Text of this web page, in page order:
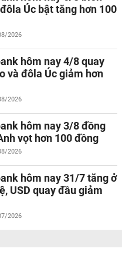
Úc bật tăng hơn 100
2026
hôm nay 4/8 quay
và đôla Úc giảm hơn
2026
hôm nay 3/8 đồng
vọt hơn 100 đồng
2026
hôm nay 31/7 tăng ở
USD quay đầu giảm
2026